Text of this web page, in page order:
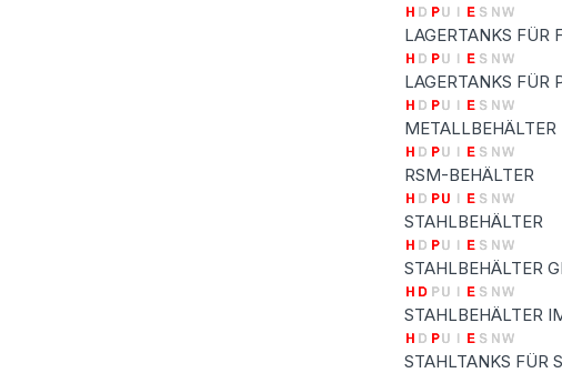
LAGERTANKS FÜR
LAGERTANKS FÜR
METALLBEHÄLTER
RSM-BEHÄLTER
STAHLBEHÄLTER
STAHLBEHÄLTER
STAHLBEHÄLTER
STAHLTANKS FÜR